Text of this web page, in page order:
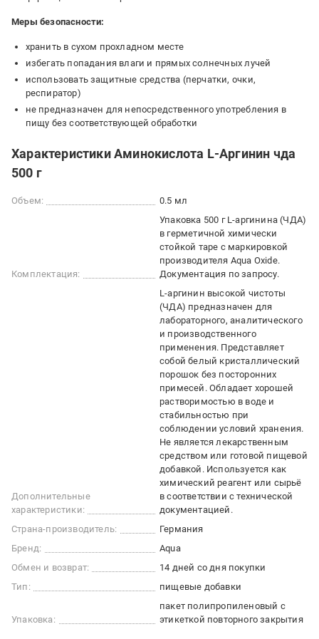
Меры безопасности:
хранить в сухом прохладном месте
избегать попадания влаги и прямых солнечных лучей
использовать защитные средства (перчатки, очки,
респиратор)
не предназначен для непосредственного употребления в
пищу без соответствующей обработки
Характеристики Аминокислота L-Аргинин чда
500 г
Объем: 0.5 мл
Комплектация:
Упаковка 500 г L-аргинина (ЧДА)
в герметичной химически
стойкой таре с маркировкой
производителя Aqua Oxide.
Документация по запросу.
Дополнительные
характеристики:
L-аргинин высокой чистоты
(ЧДА) предназначен для
лабораторного, аналитического
и производственного
применения. Представляет
собой белый кристаллический
порошок без посторонних
примесей. Обладает хорошей
растворимостью в воде и
стабильностью при
соблюдении условий хранения.
Не является лекарственным
средством или готовой пищевой
добавкой. Используется как
химический реагент или сырьё
в соответствии с технической
документацией.
Страна-производитель:
Германия
Бренд:
Aqua
Обмен и возврат:
14 дней со дня покупки
Тип:
пищевые добавки
Упаковка:
пакет полипропиленовый с
этикеткой повторного закрытия